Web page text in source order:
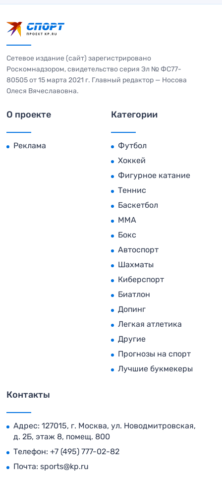
Сетевое издание (сайт) зарегистрировано
Роскомнадзором, свидетельство серия Эл № ФС77-
80505 от 15 марта 2021 г. Главный редактор — Носова
Олеся Вячеславовна.
О проекте
Реклама
Категории
Футбол
Хоккей
Фигурное катание
Теннис
Баскетбол
MMA
Бокс
Автоспорт
Шахматы
Киберспорт
Биатлон
Допинг
Легкая атлетика
Другие
Прогнозы на спорт
Лучшие букмекеры
Контакты
Адрес: 127015, г. Москва, ул. Новодмитровская,
д. 2Б, этаж 8, помещ. 800
Телефон: +7 (495) 777-02-82
Почта: sports@kp.ru